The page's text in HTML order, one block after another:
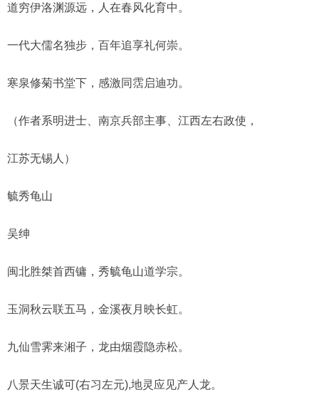
道穷伊洛渊源远，人在春风化育中。
一代大儒名独步，百年追享礼何崇。
寒泉修菊书堂下，感激同霑启迪功。
（作者系明进士、南京兵部主事、江西左右政使，
江苏无锡人）
毓秀龟山
吴绅
闽北胜桀首西镛，秀毓龟山道学宗。
玉洞秋云联五马，金溪夜月映长虹。
九仙雪霁来湘子，龙由烟霞隐赤松。
八景天生诚可(右习左元),地灵应见产人龙。